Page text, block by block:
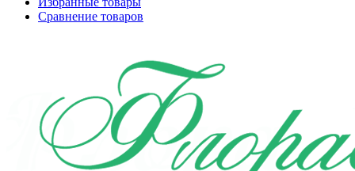
Сравнение товаров